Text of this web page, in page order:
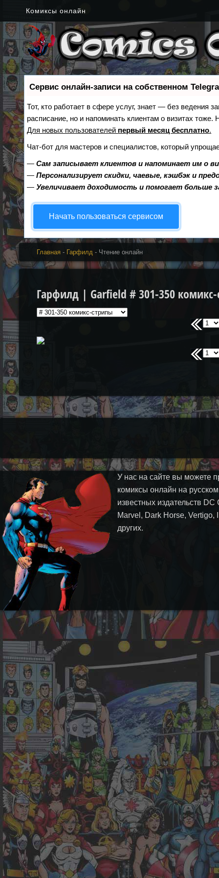
Комиксы онлайн
Сервис онлайн-записи на собственном
Тот, кто работает в сфере услуг, знает — без ведения
расписание, но и напоминать клиентам о визитах
Для новых пользователей первый месяц бесплатно.
Чат-бот для мастеров и специалистов, который
—Сам записывает клиентов и напоминает им о
—Персонализирует скидки, чаевые, кэшбэк и
—Увеличивает доходимость и помогает больше
Начать пользоваться сервисом
Главная - Гарфилд - Чтение онлайн
Гарфилд | Garfield # 301-350
У нас на сайте вы можете
комиксы онлайн на
известных издательств DC
Marvel, Dark Horse, Vertigo,
других.